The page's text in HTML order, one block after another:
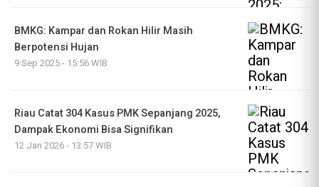
BMKG: Kampar dan Rokan Hilir Masih
Berpotensi Hujan
9 Sep 2025 - 15:56 WIB
Riau Catat 304 Kasus PMK Sepanjang 2025,
Dampak Ekonomi Bisa Signifikan
12 Jan 2026 - 13:57 WIB